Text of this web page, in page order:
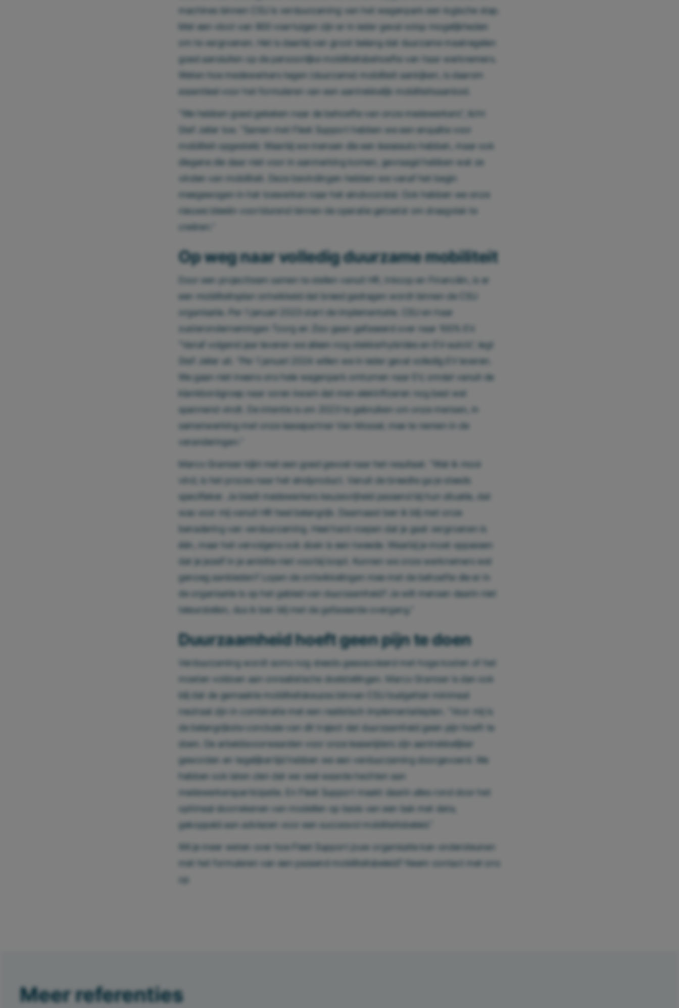
machines binnen CSU is verduurzaming van het wagenpark een logische stap.
Met een vloot van 900 voertuigen zijn er in ieder geval volop mogelijkheden
om te vergroenen. Het is daarbij van groot belang dat duurzame maatregelen
goed aansluiten op de persoonlijke mobiliteitsbehoefte van haar werknemers.
Weten hoe medewerkers tegen (duurzame) mobiliteit aankijken, is daarom
essentieel voor het formuleren van een aantrekkelijk mobiliteitsaanbod.
“We hebben goed gekeken naar de behoefte van onze medewerkers”, licht
Stef Jelier toe. “Samen met Fleet Support hebben we een enquête voor
mobiliteit opgesteld. Waarbij we mensen die een leaseauto hebben, maar ook
diegene die daar niet voor in aanmerking komen, gevraagd hebben wat ze
vinden van mobiliteit. Deze bevindingen hebben we vanaf het begin
meegewogen in het toewerken naar het eindvoorstel. Ook hebben we onze
nieuwe ideeën voortdurend binnen de operatie getoetst om draagvlak te
creëren.”
Op weg naar volledig duurzame mobiliteit
Door een projectteam samen te stellen vanuit HR, Inkoop en Financiën, is er
een mobiliteitsplan ontwikkeld dat breed gedragen wordt binnen de CSU
organisatie. Per 1 januari 2023 start de implementatie. CSU en haar
zusterondernemingen Tzorg en Zizo gaan gefaseerd over naar 100% EV.
“Vanaf volgend jaar leveren we alleen nog stekkerhybrides en EV-auto’s”, legt
Stef Jelier uit. “Per 1 januari 2024 willen we in ieder geval volledig EV leveren.
We gaan niet ineens ons hele wagenpark omturnen naar EV, omdat vanuit de
klankbordgroep naar voren kwam dat men elektrificeren nog best wel
spannend vindt. De intentie is om 2023 te gebruiken om onze mensen, in
samenwerking met onze leasepartner Van Mossel, mee te nemen in de
veranderingen.”
Marco Gramser kijkt met een goed gevoel naar het resultaat. “Wat ik mooi
vind, is het proces naar het eindproduct. Vanuit de breedte ga je steeds
specifieker. Je biedt medewerkers keuzevrijheid passend bij hun situatie, dat
was voor mij vanuit HR heel belangrijk. Daarnaast ben ik blij met onze
benadering van verduurzaming. Heel hard roepen dat je gaat vergroenen is
één, maar het vervolgens ook doen is een tweede. Waarbij je moet oppassen
dat je jezelf in je ambitie niet voorbij loopt. Kunnen we onze werknemers wel
genoeg aanbieden? Lopen de ontwikkelingen mee met de behoefte die er in
de organisatie is op het gebied van duurzaamheid? Je wilt mensen daarin niet
teleurstellen, dus ik ben blij met de gefaseerde overgang.”
Duurzaamheid hoeft geen pijn te doen
Verduurzaming wordt soms nog steeds geassocieerd met hoge kosten of het
moeten voldoen aan onrealistische doelstellingen. Marco Gramser is dan ook
blij dat de gemaakte mobiliteitskeuzes binnen CSU budgettair minimaal
neutraal zijn in combinatie met een realistisch implementatieplan. “Voor mij is
de belangrijkste conclusie van dit traject dat duurzaamheid geen pijn hoeft te
doen. De arbeidsvoorwaarden voor onze leaserijders zijn aantrekkelijker
geworden en tegelijkertijd hebben we een verduurzaming doorgevoerd. We
hebben ook laten zien dat we veel waarde hechten aan
medewerkersparticipatie. En Fleet Support maakt daarin alles rond door het
optimaal doorrekenen van modellen op basis van een bak met data,
gekoppeld aan adviezen voor een succesvol mobiliteitsbeleid.”
Wil je meer weten over hoe Fleet Support jouw organisatie kan ondersteunen
met het formuleren van een passend mobiliteitsbeleid? Neem contact met ons
op
Meer referenties